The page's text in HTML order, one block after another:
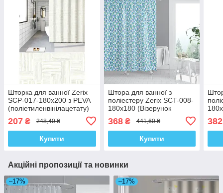
Шторка для ванної Zerix
SCP-017-180x200 з PEVA
(поліетиленвінілацетату)
молочна) (ZX6090)
207 ₴ 248,40 ₴
Купити
Штора для ванної з
поліестеру Zerix SCT-008-
180x180 (Візерунок
зелений-синій) (ZX4985)
368₴ 441,60 ₴
Купити
382
Акційні пропозиції та новинки
–17% –17%